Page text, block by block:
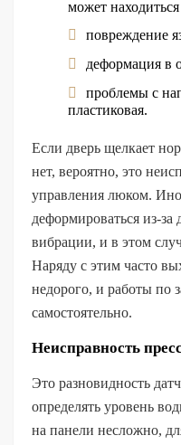
может
повреждение
деформация в
проблемы с
пластиковая.
Если дверь щелкает
нет, вероятно, это
управления люком.
деформироваться из-за
вибрации, и в этом
Наряду с этим часто
недорого, и работы по
самостоятельно.
Неисправность
Это разновидность
определять уровень
на панели несложно,